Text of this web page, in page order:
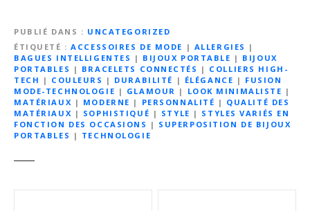
PUBLIÉ DANS
UNCATEGORIZED
ÉTIQUETÉ
ACCESSOIRES DE MODE | ALLERGIES |
BAGUES INTELLIGENTES | BIJOUX PORTABLE | BIJOUX
PORTABLES | BRACELETS CONNECTÉS | COLLIERS HIGH-
TECH | COULEURS | DURABILITÉ | ÉLÉGANCE | FUSION
MODE-TECHNOLOGIE | GLAMOUR | LOOK MINIMALISTE |
MATÉRIAUX | MODERNE | PERSONNALITÉ | QUALITÉ DES
MATÉRIAUX | SOPHISTIQUÉ | STYLE | STYLES VARIÉS EN
FONCTION DES OCCASIONS | SUPERPOSITION DE BIJOUX
PORTABLES | TECHNOLOGIE